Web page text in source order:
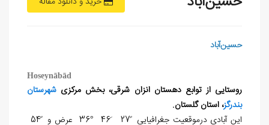
حسین‏‌آباد
Hoseynābād
روستایی از توابع دهستان انزان شرقی، بخش مرکزی شهرستان
بندرگز، استان گلستان.
این آبادی درموقعیت جغرافیایی ً27 َ46 °
36